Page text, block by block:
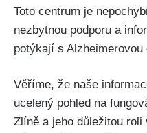
Toto centrum je
nezbytnou podporu a
potýkají s Alzheimerovou
Věříme, že naše
ucelený pohled na
Zlíně a jeho důležitou